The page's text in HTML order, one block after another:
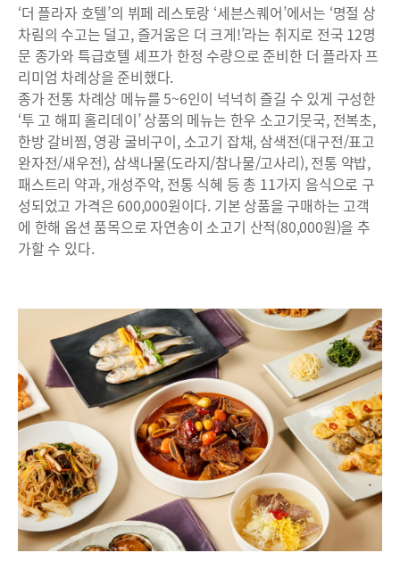
‘더 플라자 호텔’의 뷔페 레스토랑 ‘세븐스퀘어’에서는 ‘명절 상
차림의 수고는 덜고, 즐거움은 더 크게!’라는 취지로 전국 12명
문 종가와 특급호텔 셰프가 한정 수량으로 준비한 더 플라자 프
리미엄 차례상을 준비했다.
종가 전통 차례상 메뉴를 5~6인이 넉넉히 즐길 수 있게 구성한
‘투 고 해피 홀리데이’ 상품의 메뉴는 한우 소고기뭇국, 전복초,
한방 갈비찜, 영광 굴비구이, 소고기 잡채, 삼색전(대구전/표고
완자전/새우전), 삼색나물(도라지/참나물/고사리), 전통 약밥,
패스트리 약과, 개성주악, 전통 식혜 등 총 11가지 음식으로 구
성되었고 가격은 600,000원이다. 기본 상품을 구매하는 고객
에 한해 옵션 품목으로 자연송이 소고기 산적(80,000원)을 추
가할 수 있다.